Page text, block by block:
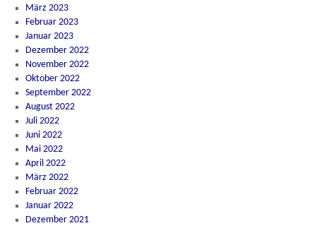
März 2023
Februar 2023
Januar 2023
Dezember 2022
November 2022
Oktober 2022
September 2022
August 2022
Juli 2022
Juni 2022
Mai 2022
April 2022
März 2022
Februar 2022
Januar 2022
Dezember 2021